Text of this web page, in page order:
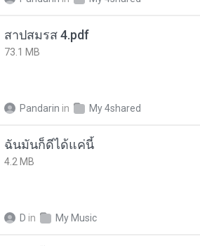
สาปสมรส 4.pdf
73.1 MB
Pandarin in My 4shared
ฉันมันก็ดีได้แค่นี้
4.2 MB
D in My Music